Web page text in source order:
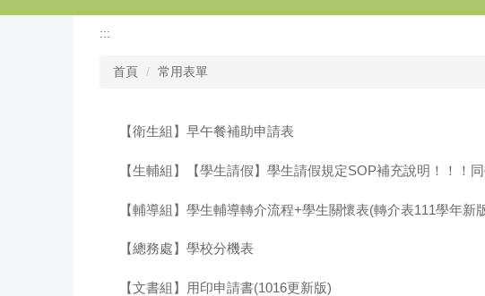
:::
首頁 常用表單
【衛生組】早午餐補助申請表
【生輔組】【學生請假】學生請假規定SOP補充說明！！！
【輔導組】學生輔導轉介流程+學生關懷表(轉介表111學年新
【總務處】學校分機表
【文書組】用印申請書(1016更新版)